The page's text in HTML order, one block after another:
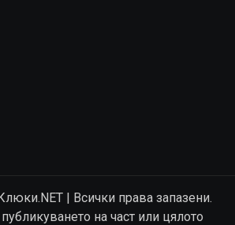
| Всички права запазени.
на част или цялото